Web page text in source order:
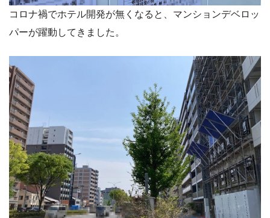
コロナ禍でホテル開発が無くなると、マンションデベロッ
パーが躍動してきました。